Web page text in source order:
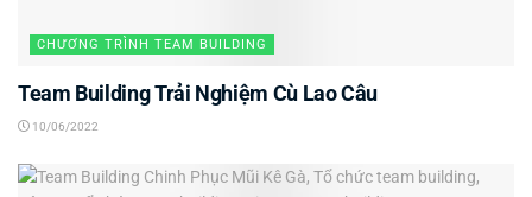
CHƯƠNG TRÌNH TEAM BUILDING
Team Building Trải Nghiệm Cù Lao Câu
10/06/2022